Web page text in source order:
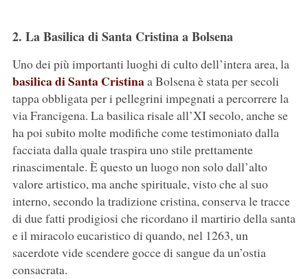
2. La Basilica di Santa Cristina a Bolsena
Uno dei più importanti luoghi di culto dell’intera area, la
basilica di Santa Cristinaa Bolsena è stata per secoli
tappa obbligata per i pellegrini impegnati a percorrere la
via Francigena. La basilica risale all’XI secolo, anche se
ha poi subito molte modifiche come testimoniato dalla
facciata dalla quale traspira uno stile prettamente
rinascimentale. È questo un luogo non solo dall’alto
valore artistico, ma anche spirituale, visto che al suo
interno, secondo la tradizione cristina, conserva le tracce
di due fatti prodigiosi che ricordano il martirio della santa
e il miracolo eucaristico di quando, nel 1263, un
sacerdote vide scendere gocce di sangue da un’ostia
consacrata.